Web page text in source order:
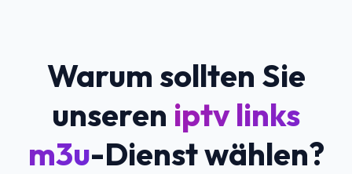
Warum sollten Sie
unseren iptv links
m3u-Dienst wählen?